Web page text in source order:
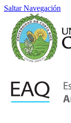
Saltar Navegación